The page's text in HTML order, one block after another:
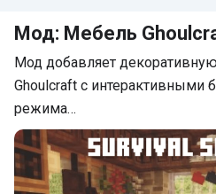
Мод: Мебель
Мод добавляет
Ghoulcraft с интерактивными
режима…